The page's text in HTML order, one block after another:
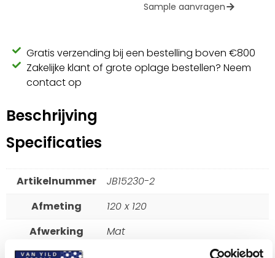
Sample aanvragen
Gratis verzending bij een bestelling boven €800
Zakelijke klant of grote oplage bestellen? Neem
contact op
Beschrijving
Specificaties
Artikelnummer
JB15230-2
Afmeting
120 x 120
Afwerking
Mat